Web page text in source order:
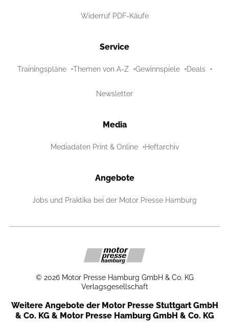
Widerruf PDF-Käufe
Service
Trainingspläne Themen von A-Z Gewinnspiele Deals
Newsletter
Media
Mediadaten Print & Online Heftarchiv
Angebote
Jobs und Praktika bei der Motor Presse Hamburg
© 2026 Motor Presse Hamburg GmbH & Co. KG
Verlagsgesellschaft
Weitere Angebote der Motor Presse Stuttgart GmbH
& Co. KG & Motor Presse Hamburg GmbH & Co. KG